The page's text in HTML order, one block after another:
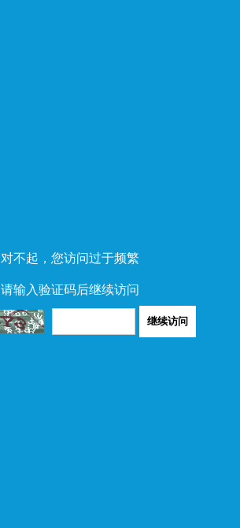
对不起，您访问过于频繁
请输入验证码后继续访问
继续访问